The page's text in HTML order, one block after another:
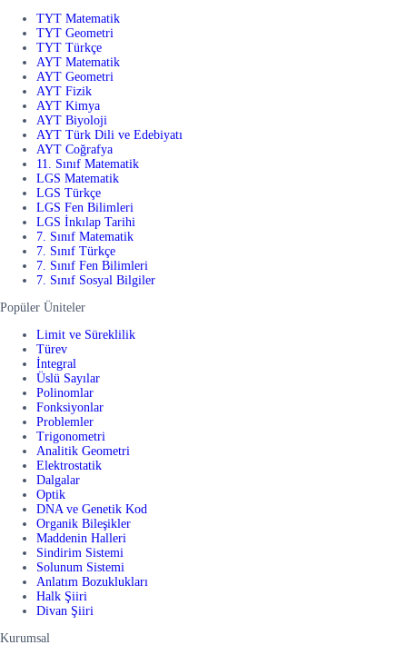
TYT Matematik
TYT Geometri
TYT Türkçe
AYT Matematik
AYT Geometri
AYT Fizik
AYT Kimya
AYT Biyoloji
AYT Türk Dili ve Edebiyatı
AYT Coğrafya
11. Sınıf Matematik
LGS Matematik
LGS Türkçe
LGS Fen Bilimleri
LGS İnkılap Tarihi
7. Sınıf Matematik
7. Sınıf Türkçe
7. Sınıf Fen Bilimleri
7. Sınıf Sosyal Bilgiler
Popüler Üniteler
Limit ve Süreklilik
Türev
İntegral
Üslü Sayılar
Polinomlar
Fonksiyonlar
Problemler
Trigonometri
Analitik Geometri
Elektrostatik
Dalgalar
Optik
DNA ve Genetik Kod
Organik Bileşikler
Maddenin Halleri
Sindirim Sistemi
Solunum Sistemi
Anlatım Bozuklukları
Halk Şiiri
Divan Şiiri
Kurumsal